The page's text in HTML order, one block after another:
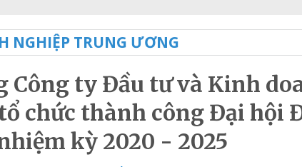
NGHIỆP TRUNG ƯƠNG
Công ty Đầu tư và Kinh
chức thành công Đại hội
kỳ 2020 - 2025